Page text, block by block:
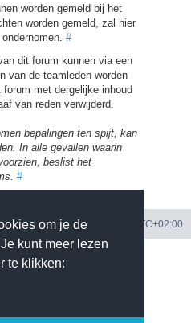
om je de
kunt meer lezen
te klikken:
worden gemeld bij het
worden gemeld, zal hier
#
dit forum kunnen via een
van de teamleden worden
met dergelijke inhoud
van reden verwijderd.
bepalingen ten spijt, kan
In alle gevallen waarin
beslist het
#
Alle tijden zijn UTC+02:00
DutchSims
Software © phpBB Limited
door